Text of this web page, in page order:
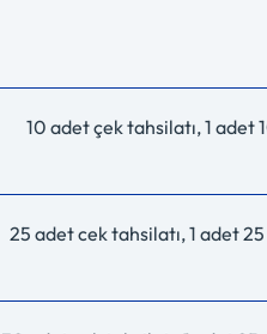
10 adet çek tahsilatı, 1
25 adet cek tahsilatı, 1 adet